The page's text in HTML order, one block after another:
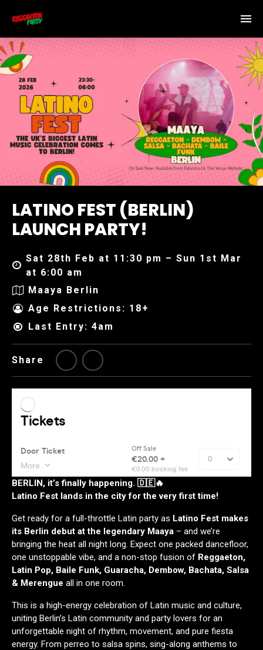
LATINO FEST (BERLIN)
LAUNCH PARTY!
Sat 28th Feb at 11:30 pm – Sun 1st Mar
at 6:00 am
Maaya Berlin
Age Restrictions: 18+
Last Entry: 4am
Share
BERLIN, it’s finally happening. 🇩🇪🔥
Latino Fest lands in the city for the very first time!
Get ready for a full-throttle Latin party as Latino Fest makes
its Berlin debut at the legendary Maaya – and we’re
bringing the heat all night long. Expect one packed dancefloor,
one unstoppable vibe, and a non-stop fusion of Reggaeton,
Latin Pop, Baile Funk, Guaracha, Dembow, Bachata, Salsa
& Merengue all in one room.
This is a high-energy celebration of Latin music and culture,
uniting Berlin’s Latin community and party lovers for an
unforgettable night of rhythm, movement, and pure fiesta
energy. From perreo to salsa spins, sing-along anthems to